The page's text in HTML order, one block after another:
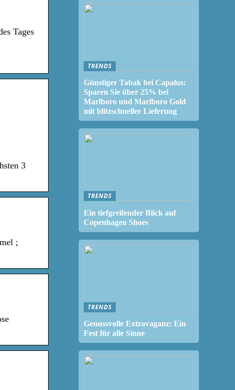
Tages
3
;
TRENDS
Günstiger Tabak bei Capalus:
Sparen Sie über 25% bei
Marlboro und Marlboro Gold
mit blitzschneller Lieferung
TRENDS
Ein tiefgreifender Blick auf
Copenhagen Shoes
TRENDS
Genussvolle Extravaganz: Ein
Fest für alle Sinne